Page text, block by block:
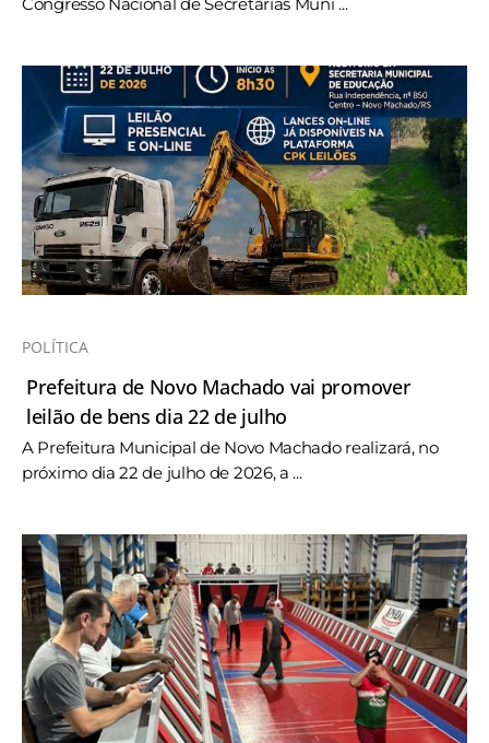
POLÍTICA
Prefeitura de Novo Machado vai promover
leilão de bens dia 22 de julho
A Prefeitura Municipal de Novo Machado realizará, no
próximo dia 22 de julho de 2026, a ...